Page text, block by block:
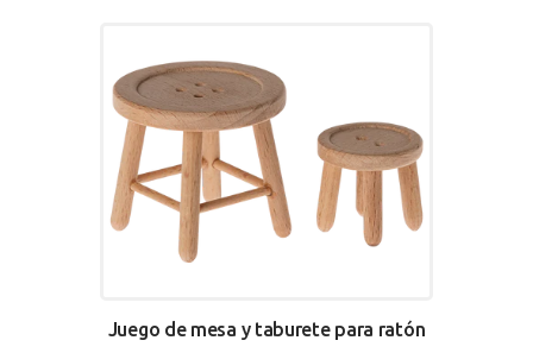
BUY NOW
Juego de mesa y taburete para ratón